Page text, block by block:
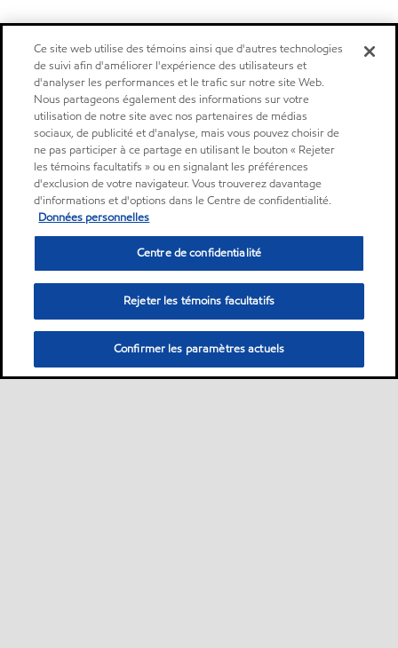
Ce site web utilise des témoins ainsi que d'autres technologies
de suivi afin d'améliorer l'expérience des utilisateurs et
d'analyser les performances et le trafic sur notre site Web.
Nous partageons également des informations sur votre
utilisation de notre site avec nos partenaires de médias
sociaux, de publicité et d'analyse, mais vous pouvez choisir de
ne pas participer à ce partage en utilisant le bouton « Rejeter
les témoins facultatifs » ou en signalant les préférences
d'exclusion de votre navigateur. Vous trouverez davantage
d'informations et d'options dans le Centre de confidentialité.
Données personnelles
Centre de confidentialité
Rejeter les témoins facultatifs
Confirmer les paramètres actuels